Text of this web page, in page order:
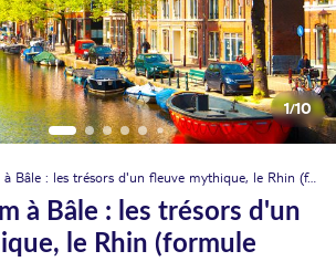
1/10
: les trésors d'un fleuve mythique, le Rhin (formule port/port)
à Bâle : les trésors d'un
le Rhin (formule